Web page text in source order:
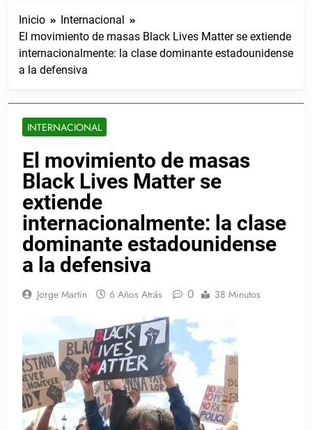
Inicio
Internacional
El movimiento de masas Black Lives Matter se extiende
internacionalmente: la clase dominante estadounidense
a la defensiva
INTERNACIONAL
El movimiento de masas
Black Lives Matter se
extiende
internacionalmente: la clase
dominante estadounidense
a la defensiva
Jorge Martin 6 Años Atrás 0 38 Minutos